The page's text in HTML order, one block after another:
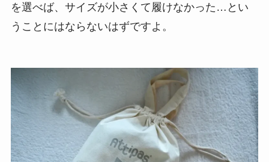
を選べば、サイズが小さくて履けなかった…とい
うことにはならないはずですよ。